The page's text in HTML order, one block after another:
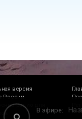
версия
России
радио для
В эфире: